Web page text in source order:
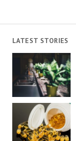
LATEST STORIES